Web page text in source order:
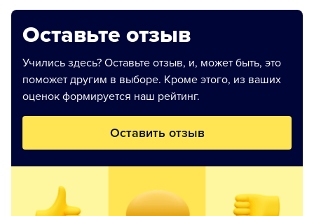
Оставьте отзыв
Учились здесь? Оставьте отзыв, и, может быть, это
поможет другим в выборе. Кроме этого, из ваших
оценок формируется наш рейтинг.
Оставить отзыв